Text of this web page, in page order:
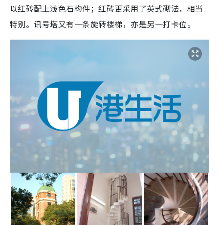
以红砖配上浅色石构件；红砖更采用了英式砌法，相当
特别。讯号塔又有一条旋转楼梯，亦是另一打卡位。